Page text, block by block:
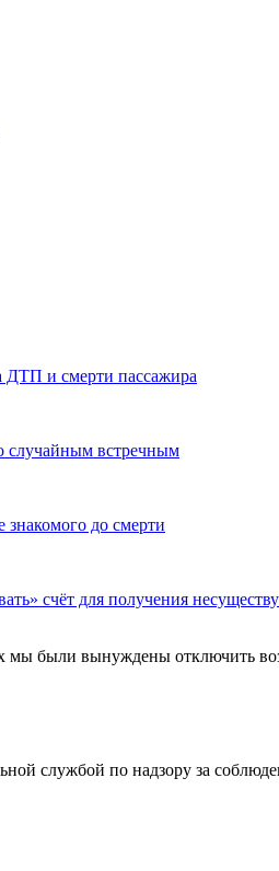
ДТП и смерти пассажира
случайным встречным
знакомого до смерти
счёт для получения
были вынуждены отключить
службой по надзору за